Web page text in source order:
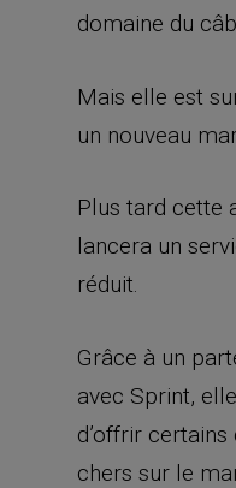
domaine du
Mais elle est
un nouveau
Plus tard cette
lancera un
réduit.
Grâce à un
avec Sprint,
d’offrir
chers sur le